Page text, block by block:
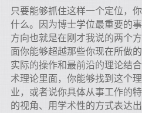
只要能够抓住这样一个定位，
什么。因为博士学位最重要的
方向也就是在刚才我说的两个
面你能够超越那些你现在所做
实际的操作和最前沿的理论结
术理论里面，你能够找到这个
业，或者说你具体从事工作的
的视角、用学术性的方式表达